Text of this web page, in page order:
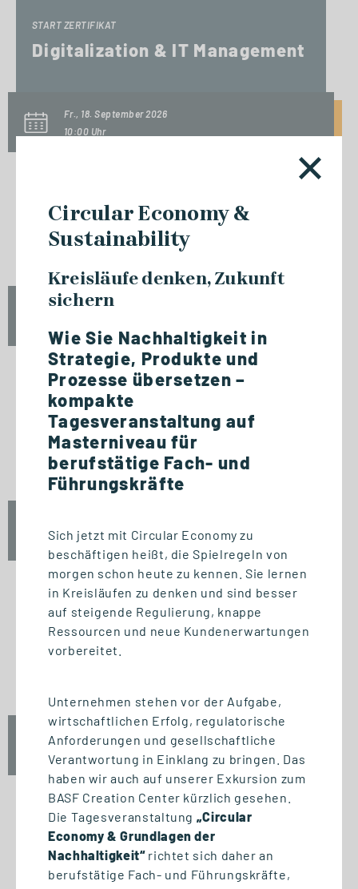
START ZERTIFIKAT
Digitalization & IT Management
Fr., 18. September 2026
10:00 Uhr
NETZWERKVERANSTALTUNG
Jubiläum / 20 Jahre GSRN
Fr., 18. September 2026
NETZWERKVERANSTALTUNG
Experttalk: Future-Ready
Leadership - Mensch & KI
10:00 - 12:00 Uhr
INFO-SESSION (KOSTENFREI)
Berufsbegleitend zum Master
Mi., 23. September 2026
17:00 - 18:30 Uhr
START STUDIENGANG
Biomedizinische Informatik
Circular Economy &
Sustainability
Kreisläufe denken, Zukunft
sichern
Wie Sie Nachhaltigkeit in
Strategie, Produkte und
Prozesse übersetzen –
kompakte
Tagesveranstaltung auf
Masterniveau für
berufstätige Fach- und
Führungskräfte
Sich jetzt mit Circular Economy zu
beschäftigen heißt, die Spielregeln von
morgen schon heute zu kennen. Sie lernen
in Kreisläufen zu denken und sind besser
auf steigende Regulierung, knappe
Ressourcen und neue Kundenerwartungen
vorbereitet.
Unternehmen stehen vor der Aufgabe,
wirtschaftlichen Erfolg, regulatorische
Anforderungen und gesellschaftliche
Verantwortung in Einklang zu bringen. Das
haben wir auch auf unserer Exkursion zum
BASF Creation Center kürzlich gesehen.
Die Tagesveranstaltung „Circular
Economy & Grundlagen der
Nachhaltigkeit“richtet sich daher an
berufstätige Fach- und Führungskräfte,